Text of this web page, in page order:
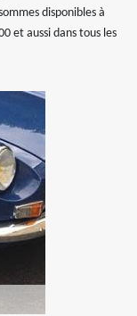
disponibles à
et aussi dans tous les